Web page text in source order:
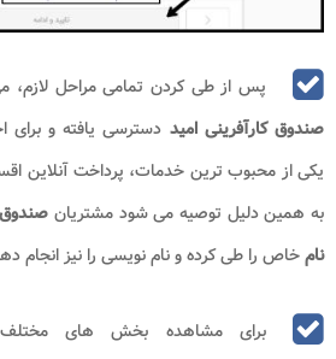
پس از طی کردن تمامی مراحل لازم،
صندوق کارآفرینی امید دسترسی یافته و برای
یکی از محبوب ترین خدمات، پرداخت آنلاین
به همین دلیل توصیه می شود مشتریان صندوق
نامخاص را طی کرده و نام نویسی را نیز انجام
برای مشاهده بخش های